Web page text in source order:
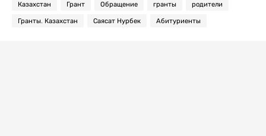
Казахстан Грант Обращение гранты родители
Гранты. Казахстан Саясат Нурбек Абитуриенты